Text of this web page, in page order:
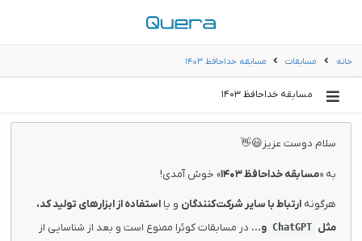
خانه مسابقات مسابقه خداحافظ ۱۴۰۳
مسابقه خداحافظ ۱۴۰۳
سلام دوست عزیز😃👋
به «مسابقه خداحافظ ۱۴۰۳ » خوش آمدی!
هرگونهارتباط با سایر شرکت‌کنندگان و یااستفاده از ابزارهای تولید کد،
مثل ChatGPT و... در مسابقات کوئرا ممنوع است و بعد از شناسایی از